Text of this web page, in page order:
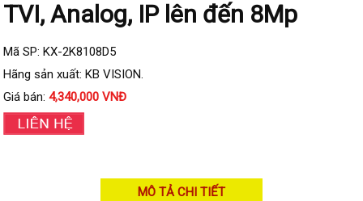
Đầu ghi IP KBVISION
Đầu ghi IP Dahua
Đầu ghi IP Visionhitech
Camera Analog
TVI, Analog, IP lên đến 8Mp
Mã SP: KX-2K8108D5
Hãng sản xuất: KB VISION.
Giá bán:4,340,000 VNĐ
MÔ TẢ CHI TIẾT